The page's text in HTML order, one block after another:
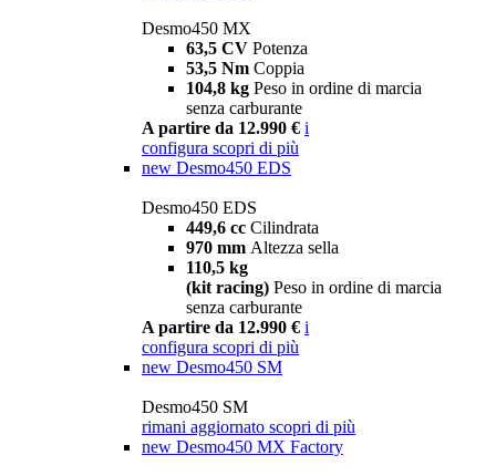
Desmo450 MX
63,5 CV Potenza
53,5 Nm Coppia
104,8 kg Peso in ordine di marcia
senza carburante
A partire da 12.990 € i
configura scopri di più
new Desmo450 EDS
Desmo450 EDS
449,6 cc Cilindrata
970 mm Altezza sella
110,5 kg
(kit racing) Peso in ordine di marcia
senza carburante
A partire da 12.990 € i
configura scopri di più
new Desmo450 SM
Desmo450 SM
rimani aggiornato scopri di più
new Desmo450 MX Factory